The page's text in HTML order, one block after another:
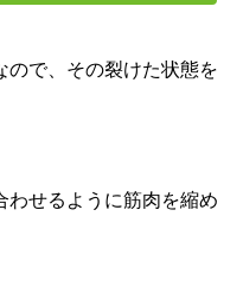
ので、その裂けた状態を
わせるように筋肉を縮め